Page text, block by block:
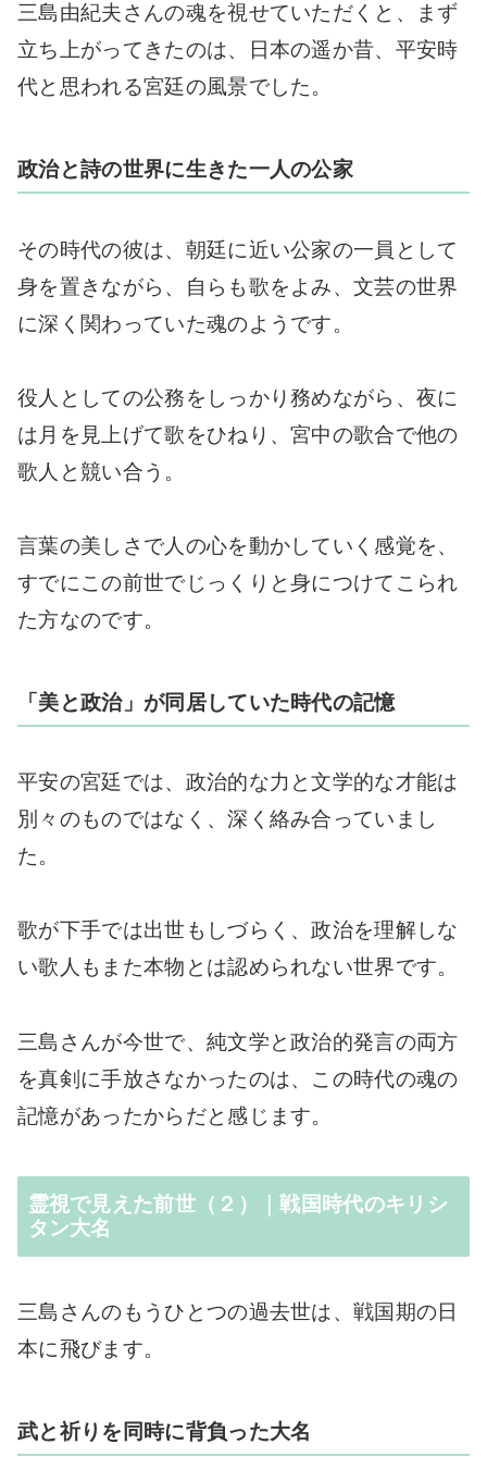
三島由紀夫さんの魂を視せていただくと、まず
立ち上がってきたのは、日本の遥か昔、平安時
代と思われる宮廷の風景でした。
政治と詩の世界に生きた一人の公家
その時代の彼は、朝廷に近い公家の一員として
身を置きながら、自らも歌をよみ、文芸の世界
に深く関わっていた魂のようです。
役人としての公務をしっかり務めながら、夜に
は月を見上げて歌をひねり、宮中の歌合で他の
歌人と競い合う。
言葉の美しさで人の心を動かしていく感覚を、
すでにこの前世でじっくりと身につけてこられ
た方なのです。
「美と政治」が同居していた時代の記憶
平安の宮廷では、政治的な力と文学的な才能は
別々のものではなく、深く絡み合っていまし
た。
歌が下手では出世もしづらく、政治を理解しな
い歌人もまた本物とは認められない世界です。
三島さんが今世で、純文学と政治的発言の両方
を真剣に手放さなかったのは、この時代の魂の
記憶があったからだと感じます。
霊視で見えた前世（２）｜戦国時代のキリシ
タン大名
三島さんのもうひとつの過去世は、戦国期の日
本に飛びます。
武と祈りを同時に背負った大名